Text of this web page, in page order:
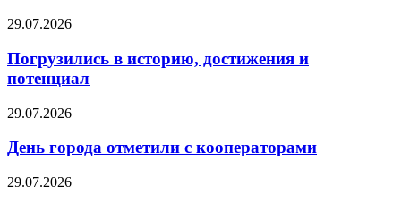
29.07.2026
Погрузились в историю, достижения и
потенциал
29.07.2026
День города отметили с кооператорами
29.07.2026